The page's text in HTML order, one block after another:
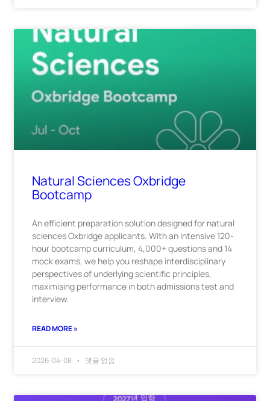
Natural Sciences Oxbridge
Bootcamp
An efficient preparation solution designed for natural
sciences Oxbridge applicants. With an intensive 120-
hour bootcamp curriculum, 4,000+ questions and 14
mock exams, we help you reshape interdisciplinary
perspectives of underlying scientific principles,
maximising performance in both admissions test and
interview.
READ MORE »
2026-04-08 댓글 없음